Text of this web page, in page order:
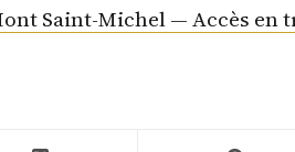
Saint-Michel — Accès en